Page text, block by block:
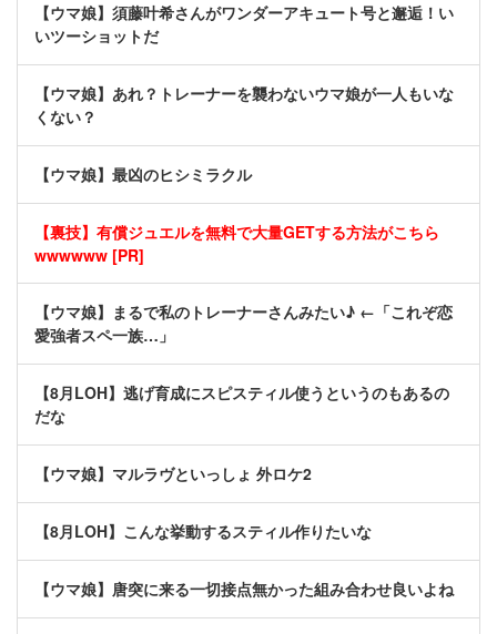
【ウマ娘】須藤叶希さんがワンダーアキュート号と邂逅！い
いツーショットだ
【ウマ娘】あれ？トレーナーを襲わないウマ娘が一人もいな
くない？
【ウマ娘】最凶のヒシミラクル
【裏技】有償ジュエルを無料で大量GETする方法がこちら
wwwwww [PR]
【ウマ娘】まるで私のトレーナーさんみたい♪ ←「これぞ恋
愛強者スペ一族…」
【8月LOH】逃げ育成にスピスティル使うというのもあるの
だな
【ウマ娘】マルラヴといっしょ 外ロケ2
【8月LOH】こんな挙動するスティル作りたいな
【ウマ娘】唐突に来る一切接点無かった組み合わせ良いよね